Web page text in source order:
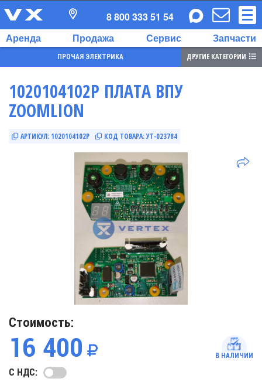
Аренда Продажа Сервис Запчасти
8 800 333 51 54
ПРОЧАЯ ЭЛЕКТРИКА ДРУГИЕ КАТЕГОРИИ
1020104102P ПЛАТА ВПУ
ZOOMLION
АРТИКУЛ: 1020104102P КОД ТОВАРА:УТ-023784
Стоимость:
16 400 В НАЛИЧИИ
С НДС: